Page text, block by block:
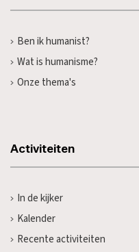
Ben ik humanist?
Wat is humanisme?
Onze thema's
Activiteiten
In de kijker
Kalender
Recente activiteiten